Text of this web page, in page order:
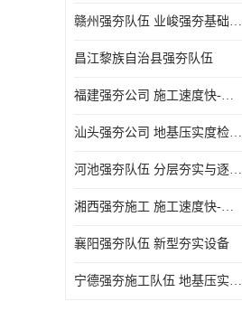
赣州强夯队伍 业峻强夯基础工程
昌江黎族自治县强夯队伍
福建强夯公司 施工速度快-施耐用性强
汕头强夯公司 地基压实度检测方法与标准
河池强夯队伍 分层夯实与逐层检测技术
湘西强夯施工 施工速度快-施耐用性强
襄阳强夯队伍 新型夯实设备
宁德强夯施工队伍 地基压实度检测方法与标准